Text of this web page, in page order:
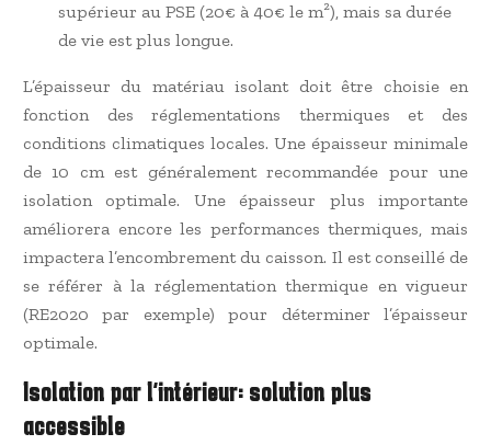
supérieur au PSE (20€ à 40€ le m²), mais sa durée
de vie est plus longue.
L’épaisseur du matériau isolant doit être choisie en
fonction des réglementations thermiques et des
conditions climatiques locales. Une épaisseur minimale
de 10 cm est généralement recommandée pour une
isolation optimale. Une épaisseur plus importante
améliorera encore les performances thermiques, mais
impactera l’encombrement du caisson. Il est conseillé de
se référer à la réglementation thermique en vigueur
(RE2020 par exemple) pour déterminer l’épaisseur
optimale.
Isolation par l’intérieur: solution plus
accessible